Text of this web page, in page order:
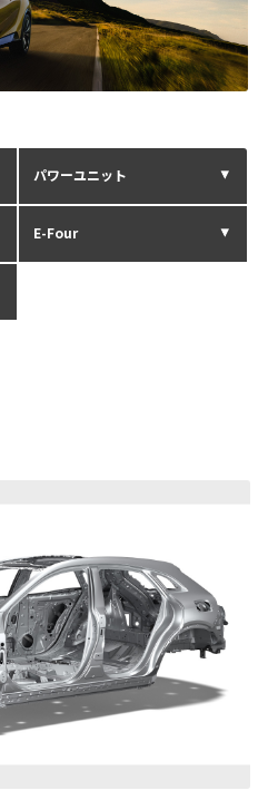
パワーユニット
E-Four